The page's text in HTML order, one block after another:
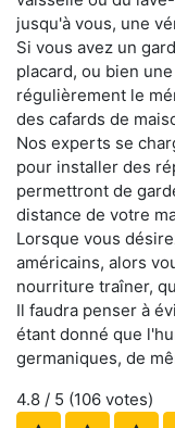
jusqu'à vous, une
Si vous avez un
placard, ou bien
régulièrement le
des cafards de
Nos experts se
pour installer des
permettront de
distance de votre
Lorsque vous
américains, alors
nourriture traîner,
Il faudra penser à
étant donné que
germaniques, de
4.8 / 5 (106 votes)